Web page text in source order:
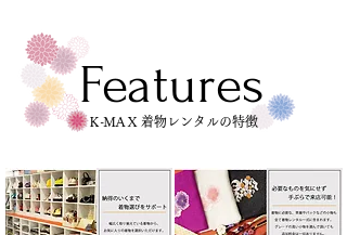
Features
Ｋ-ＭＡＸ 着物レンタルの特徴